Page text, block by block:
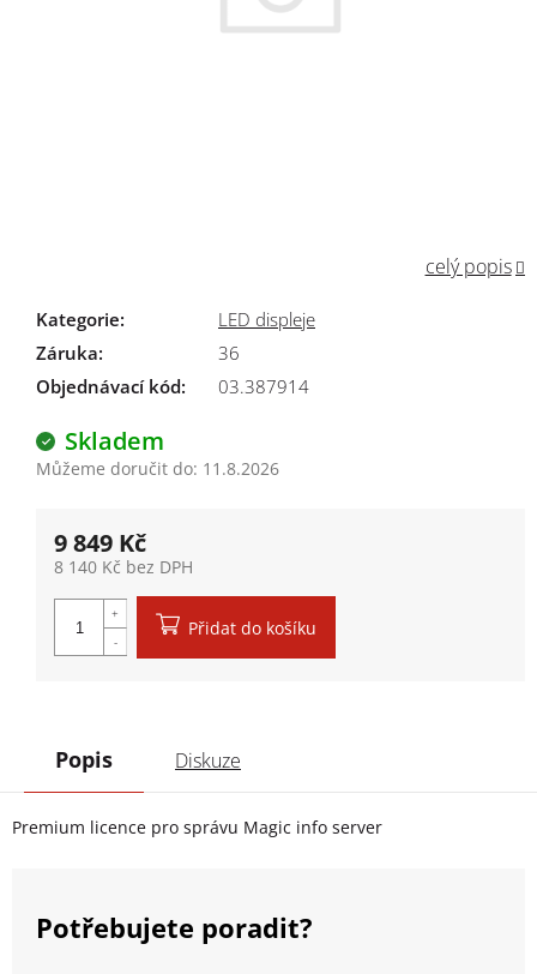
Skladem
Můžeme doručit do: 11.8.2026
celý popis
Kategorie:
LED displeje
Záruka:
36
Objednávací kód:
03.387914
9 849 Kč
8 140 Kč bez DPH
Přidat do košíku
Popis Diskuze
Premium licence pro správu Magic info server
Potřebujete poradit?